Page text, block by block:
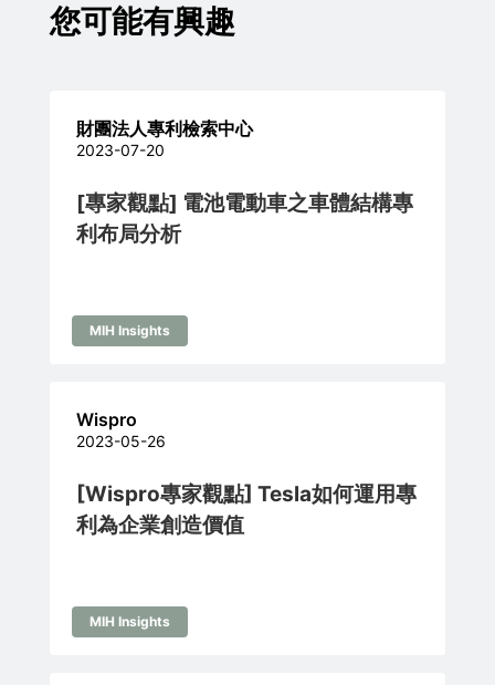
您可能有興趣
財團法人專利檢索中心
2023-07-20
[專家觀點] 電池電動車之車體結構專
利布局分析
MIH Insights
Wispro
2023-05-26
[Wispro專家觀點] Tesla如何運用專
利為企業創造價值
MIH Insights